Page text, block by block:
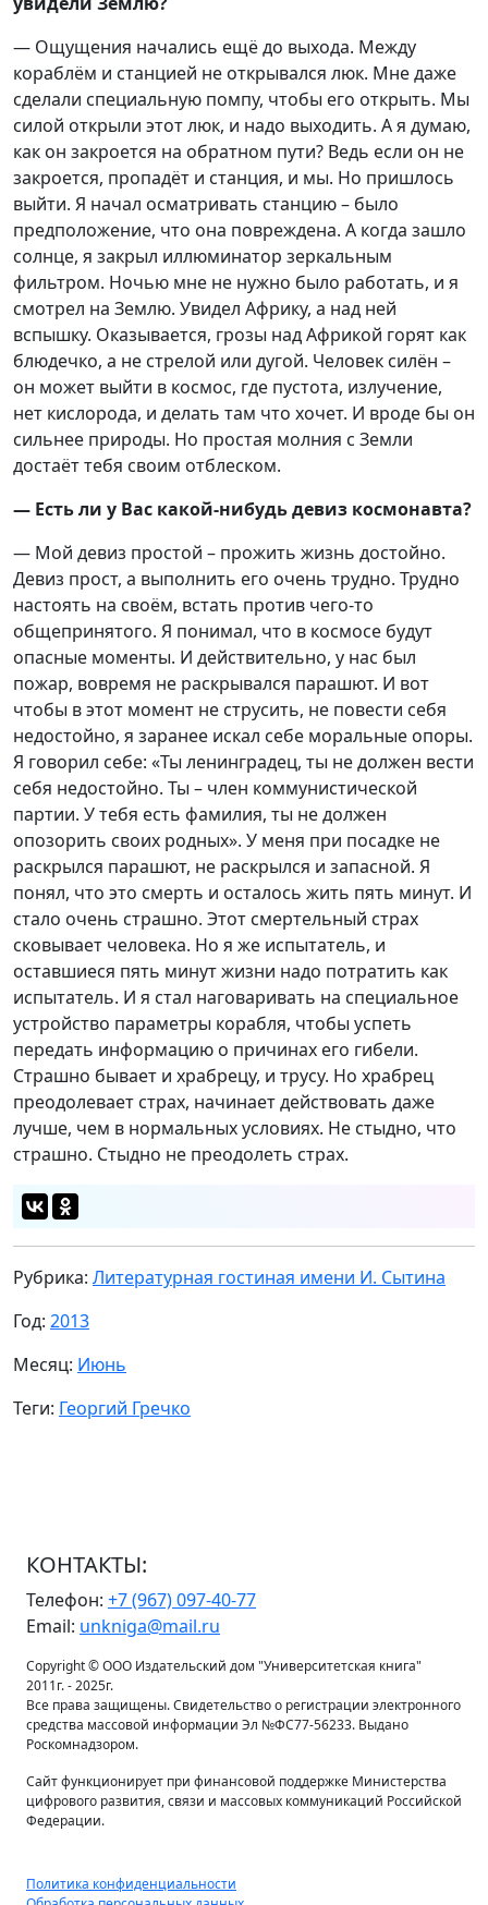
— Ощущения начались ещё до выхода. Между
кораблём и станцией не открывался люк. Мне даже
сделали специальную помпу, чтобы его открыть. Мы
силой открыли этот люк, и надо выходить. А я думаю,
как он закроется на обратном пути? Ведь если он не
закроется, пропадёт и станция, и мы. Но пришлось
выйти. Я начал осматривать станцию – было
предположение, что она повреждена. А когда зашло
солнце, я закрыл иллюминатор зеркальным
фильтром. Ночью мне не нужно было работать, и я
смотрел на Землю. Увидел Африку, а над ней
вспышку. Оказывается, грозы над Африкой горят как
блюдечко, а не стрелой или дугой. Человек силён –
он может выйти в космос, где пустота, излучение,
нет кислорода, и делать там что хочет. И вроде бы он
сильнее природы. Но простая молния с Земли
достаёт тебя своим отблеском.
— Есть ли у Вас какой-нибудь девиз космонавта?
— Мой девиз простой – прожить жизнь достойно.
Девиз прост, а выполнить его очень трудно. Трудно
настоять на своём, встать против чего-то
общепринятого. Я понимал, что в космосе будут
опасные моменты. И действительно, у нас был
пожар, вовремя не раскрывался парашют. И вот
чтобы в этот момент не струсить, не повести себя
недостойно, я заранее искал себе моральные опоры.
Я говорил себе: «Ты ленинградец, ты не должен вести
себя недостойно. Ты – член коммунистической
партии. У тебя есть фамилия, ты не должен
опозорить своих родных». У меня при посадке не
раскрылся парашют, не раскрылся и запасной. Я
понял, что это смерть и осталось жить пять минут. И
стало очень страшно. Этот смертельный страх
сковывает человека. Но я же испытатель, и
оставшиеся пять минут жизни надо потратить как
испытатель. И я стал наговаривать на специальное
устройство параметры корабля, чтобы успеть
передать информацию о причинах его гибели.
Страшно бывает и храбрецу, и трусу. Но храбрец
преодолевает страх, начинает действовать даже
лучше, чем в нормальных условиях. Не стыдно, что
страшно. Стыдно не преодолеть страх.
Рубрика: Литературная гостиная имени И. Сытина
Год: 2013
Месяц: Июнь
Теги: Георгий Гречко
КОНТАКТЫ:
Телефон: +7 (967) 097-40-77
Email: unkniga@mail.ru
Copyright © ООО Издательский дом "Университетская книга"
2011г. - 2025г.
Все права защищены. Свидетельство о регистрации электронного
средства массовой информации Эл №ФС77-56233. Выдано
Роскомнадзором.
Сайт функционирует при финансовой поддержке Министерства
цифрового развития, связи и массовых коммуникаций Российской
Федерации.
Политика конфиденциальности